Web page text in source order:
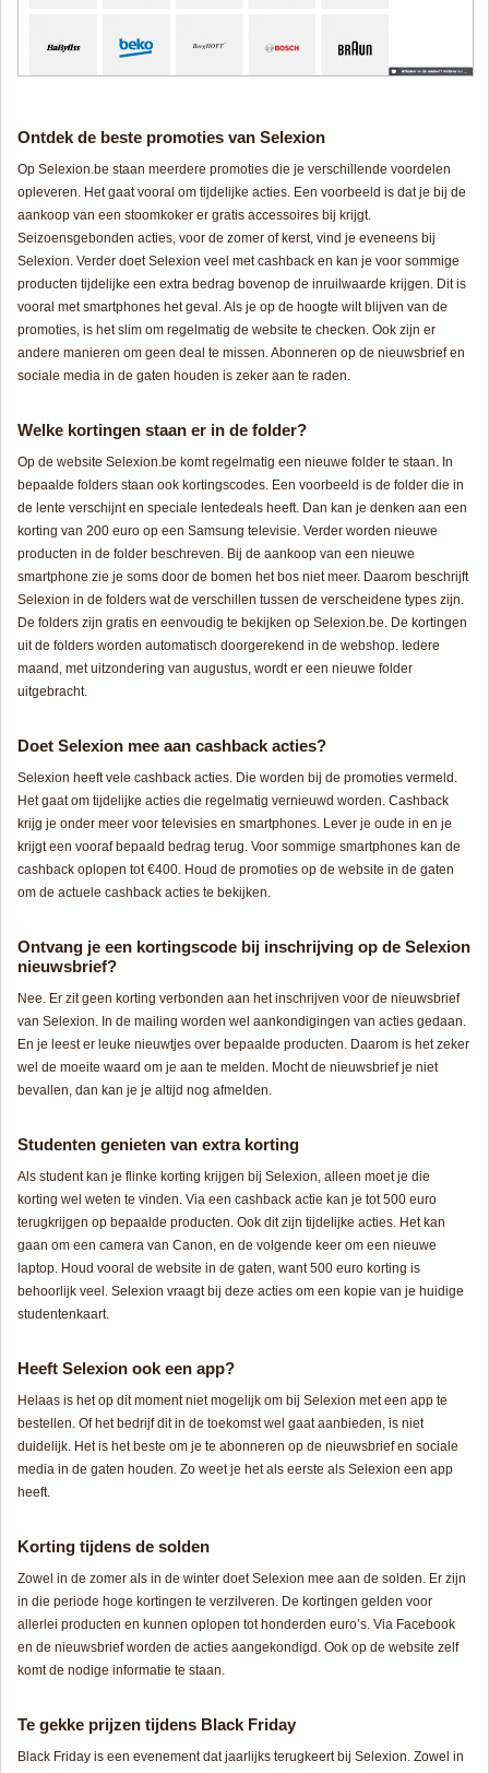
Ontdek de beste promoties van Selexion
Op Selexion.be staan meerdere promoties die je verschillende voordelen
opleveren. Het gaat vooral om tijdelijke acties. Een voorbeeld is dat je bij de
aankoop van een stoomkoker er gratis accessoires bij krijgt.
Seizoensgebonden acties, voor de zomer of kerst, vind je eveneens bij
Selexion. Verder doet Selexion veel met cashback en kan je voor sommige
producten tijdelijke een extra bedrag bovenop de inruilwaarde krijgen. Dit is
vooral met smartphones het geval. Als je op de hoogte wilt blijven van de
promoties, is het slim om regelmatig de website te checken. Ook zijn er
andere manieren om geen deal te missen. Abonneren op de nieuwsbrief en
sociale media in de gaten houden is zeker aan te raden.
Welke kortingen staan er in de folder?
Op de website Selexion.be komt regelmatig een nieuwe folder te staan. In
bepaalde folders staan ook kortingscodes. Een voorbeeld is de folder die in
de lente verschijnt en speciale lentedeals heeft. Dan kan je denken aan een
korting van 200 euro op een Samsung televisie. Verder worden nieuwe
producten in de folder beschreven. Bij de aankoop van een nieuwe
smartphone zie je soms door de bomen het bos niet meer. Daarom beschrijft
Selexion in de folders wat de verschillen tussen de verscheidene types zijn.
De folders zijn gratis en eenvoudig te bekijken op Selexion.be. De kortingen
uit de folders worden automatisch doorgerekend in de webshop. Iedere
maand, met uitzondering van augustus, wordt er een nieuwe folder
uitgebracht.
Doet Selexion mee aan cashback acties?
Selexion heeft vele cashback acties. Die worden bij de promoties vermeld.
Het gaat om tijdelijke acties die regelmatig vernieuwd worden. Cashback
krijg je onder meer voor televisies en smartphones. Lever je oude in en je
krijgt een vooraf bepaald bedrag terug. Voor sommige smartphones kan de
cashback oplopen tot €400. Houd de promoties op de website in de gaten
om de actuele cashback acties te bekijken.
Ontvang je een kortingscode bij inschrijving op de Selexion
nieuwsbrief?
Nee. Er zit geen korting verbonden aan het inschrijven voor de nieuwsbrief
van Selexion. In de mailing worden wel aankondigingen van acties gedaan.
En je leest er leuke nieuwtjes over bepaalde producten. Daarom is het zeker
wel de moeite waard om je aan te melden. Mocht de nieuwsbrief je niet
bevallen, dan kan je je altijd nog afmelden.
Studenten genieten van extra korting
Als student kan je flinke korting krijgen bij Selexion, alleen moet je die
korting wel weten te vinden. Via een cashback actie kan je tot 500 euro
terugkrijgen op bepaalde producten. Ook dit zijn tijdelijke acties. Het kan
gaan om een camera van Canon, en de volgende keer om een nieuwe
laptop. Houd vooral de website in de gaten, want 500 euro korting is
behoorlijk veel. Selexion vraagt bij deze acties om een kopie van je huidige
studentenkaart.
Heeft Selexion ook een app?
Helaas is het op dit moment niet mogelijk om bij Selexion met een app te
bestellen. Of het bedrijf dit in de toekomst wel gaat aanbieden, is niet
duidelijk. Het is het beste om je te abonneren op de nieuwsbrief en sociale
media in de gaten houden. Zo weet je het als eerste als Selexion een app
heeft.
Korting tijdens de solden
Zowel in de zomer als in de winter doet Selexion mee aan de solden. Er zijn
in die periode hoge kortingen te verzilveren. De kortingen gelden voor
allerlei producten en kunnen oplopen tot honderden euro’s. Via Facebook
en de nieuwsbrief worden de acties aangekondigd. Ook op de website zelf
komt de nodige informatie te staan.
Te gekke prijzen tijdens Black Friday
Black Friday is een evenement dat jaarlijks terugkeert bij Selexion. Zowel in